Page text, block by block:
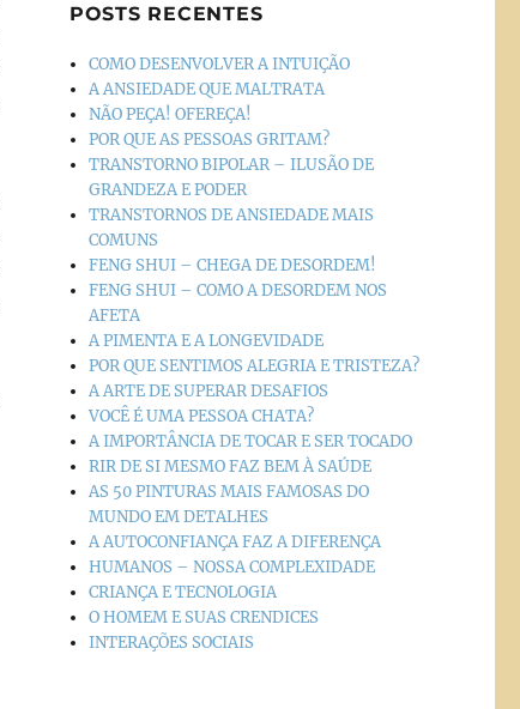
POSTS RECENTES
COMO DESENVOLVER A INTUIÇÃO
A ANSIEDADE QUE MALTRATA
NÃO PEÇA! OFEREÇA!
POR QUE AS PESSOAS GRITAM?
TRANSTORNO BIPOLAR – ILUSÃO DE
GRANDEZA E PODER
TRANSTORNOS DE ANSIEDADE MAIS
COMUNS
FENG SHUI – CHEGA DE DESORDEM!
FENG SHUI – COMO A DESORDEM NOS
AFETA
A PIMENTA E A LONGEVIDADE
POR QUE SENTIMOS ALEGRIA E TRISTEZA?
A ARTE DE SUPERAR DESAFIOS
VOCÊ É UMA PESSOA CHATA?
A IMPORTÂNCIA DE TOCAR E SER TOCADO
RIR DE SI MESMO FAZ BEM À SAÚDE
AS 50 PINTURAS MAIS FAMOSAS DO
MUNDO EM DETALHES
A AUTOCONFIANÇA FAZ A DIFERENÇA
HUMANOS – NOSSA COMPLEXIDADE
CRIANÇA E TECNOLOGIA
O HOMEM E SUAS CRENDICES
INTERAÇÕES SOCIAIS